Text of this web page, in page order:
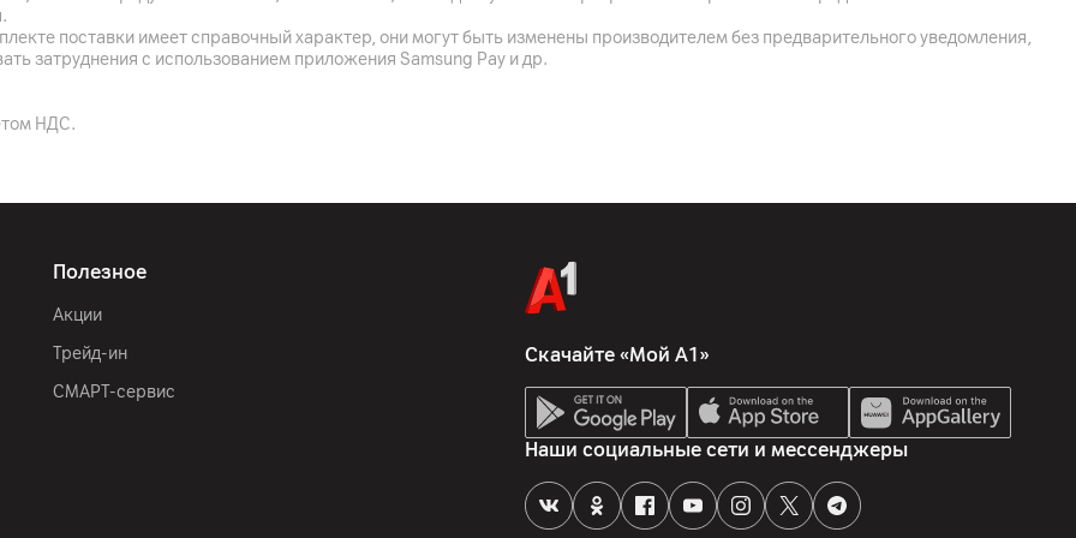
6500 мАч
2 динамика, Dolby Atmos, кнопка действия для запуска TECNO AI
поставки имеет справочный характер, они могут быть изменены производителем без предварительного уведомления,
затруднения с использованием приложения Samsung Pay и др.
НДС.
Полезное
Акции
Трейд-ин
СМАРТ-сервис
Скачайте «Мой А1»
Наши социальные сети и мессенджеры